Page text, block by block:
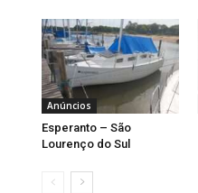
Anúncios
Esperanto – São
Lourenço do Sul